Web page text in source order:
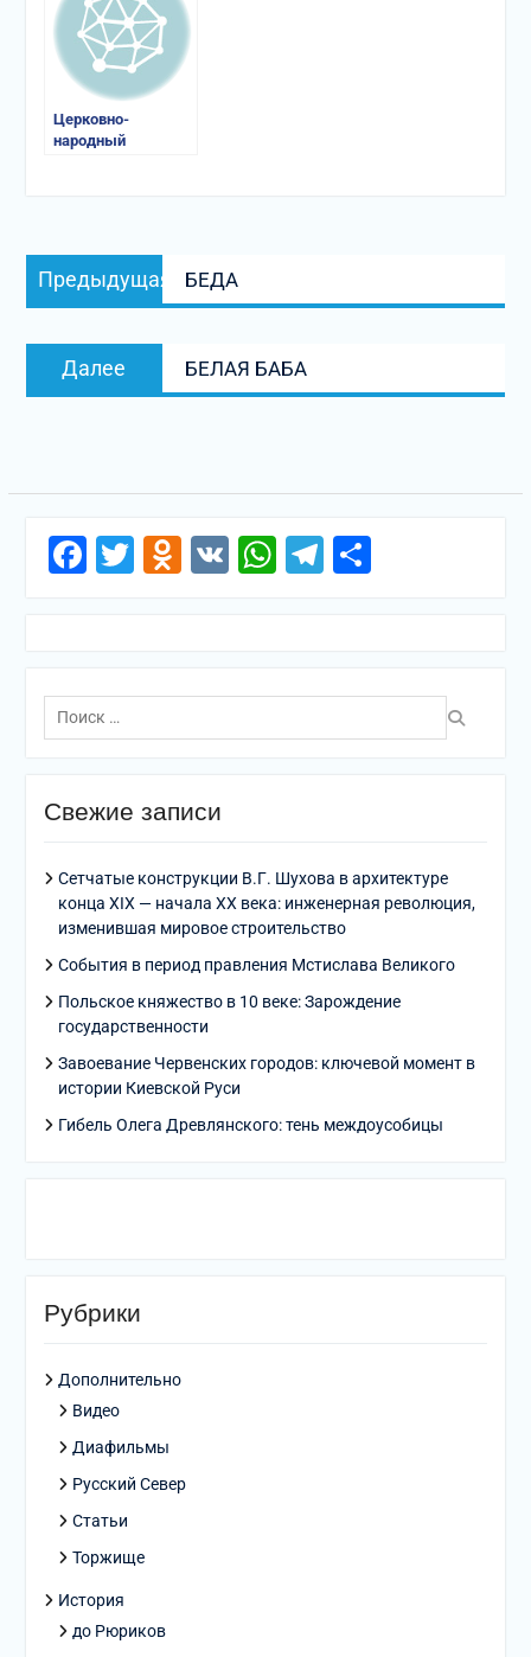
Церковно-
народный
Навигация
по
Предыдущая
запись:
БЕДА
Далее
запись:
БЕЛАЯ БАБА
Facebook
Twitter
Odnoklassniki
VK WhatsApp
Telegram
Поиск
по:
Свежие записи
Сетчатые конструкции В.Г. Шухова в архитектуре
конца XIX — начала XX века: инженерная революция,
изменившая мировое строительство
События в период правления Мстислава Великого
Польское княжество в 10 веке: Зарождение
государственности
Завоевание Червенских городов: ключевой момент в
истории Киевской Руси
Гибель Олега Древлянского: тень междоусобицы
Рубрики
Дополнительно
Видео
Диафильмы
Русский Север
Статьи
Торжище
История
до Рюриков